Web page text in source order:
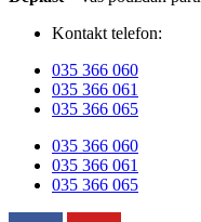
Kontakt telefon:
035 366 060
035 366 061
035 366 065
035 366 060
035 366 061
035 366 065